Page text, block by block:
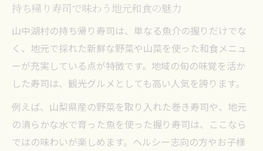
持ち帰り寿司で味わう地元和食の魅力
山中湖村の持ち帰り寿司は、単なる魚介の握りだけでな
く、地元で採れた新鮮な野菜や山菜を使った和食メニュ
ーが充実している点が特徴です。地域の旬の味覚を活か
した寿司は、観光グルメとしても高い人気を誇ります。
例えば、山梨県産の野菜を取り入れた巻き寿司や、地元
の清らかな水で育った魚を使った握り寿司は、ここなら
ではの味わいが楽しめます。ヘルシー志向の方やお子様